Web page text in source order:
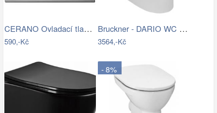
CERANO Ovladací tlačítko WC modulů Lite…
590,-Kč
Bruckner - DARIO WC kombi mísa, Rimless…
3564,-Kč
- 8%